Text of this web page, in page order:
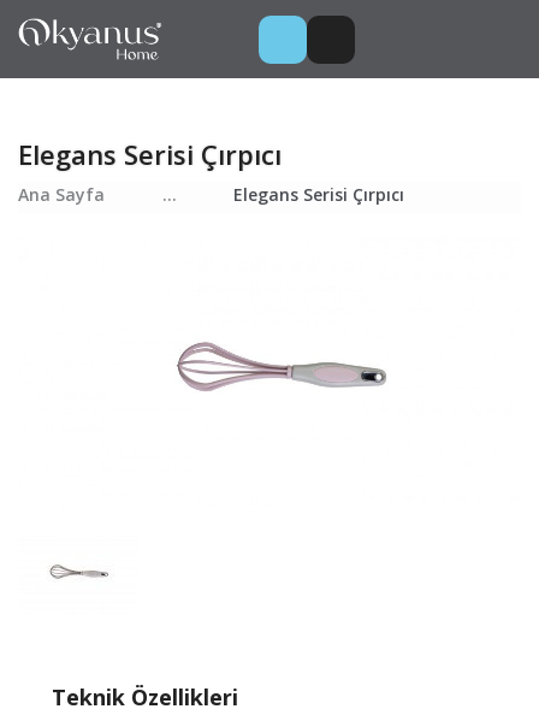
Elegans Serisi Çırpıcı
Ana Sayfa ... Elegans Serisi Çırpıcı
Teknik Özellikleri